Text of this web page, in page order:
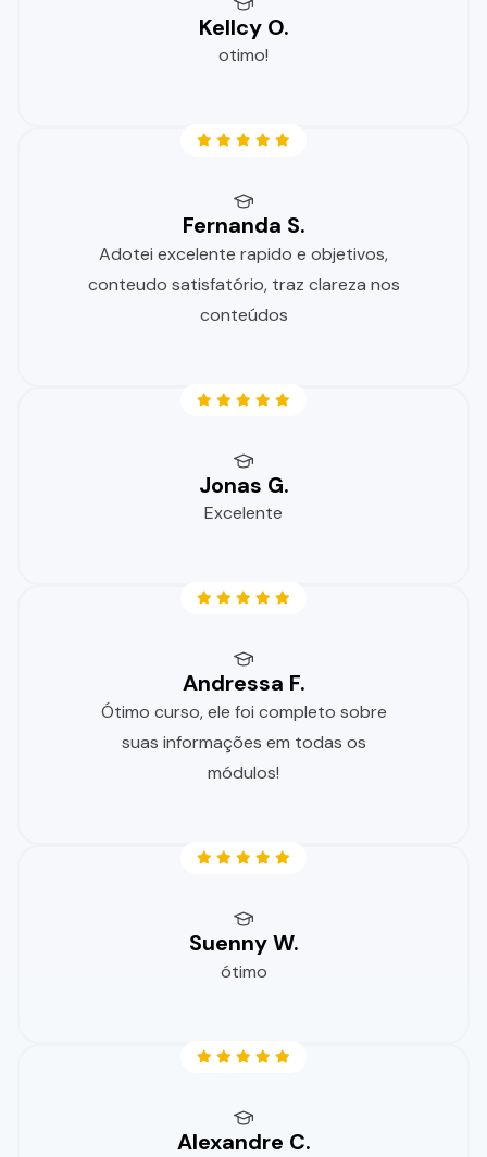
Kellcy O.
otimo!
Fernanda S.
Adotei excelente rapido e objetivos,
conteudo satisfatório, traz clareza nos
conteúdos
Jonas G.
Excelente
Andressa F.
Ótimo curso, ele foi completo sobre
suas informações em todas os
módulos!
Suenny W.
ótimo
Alexandre C.